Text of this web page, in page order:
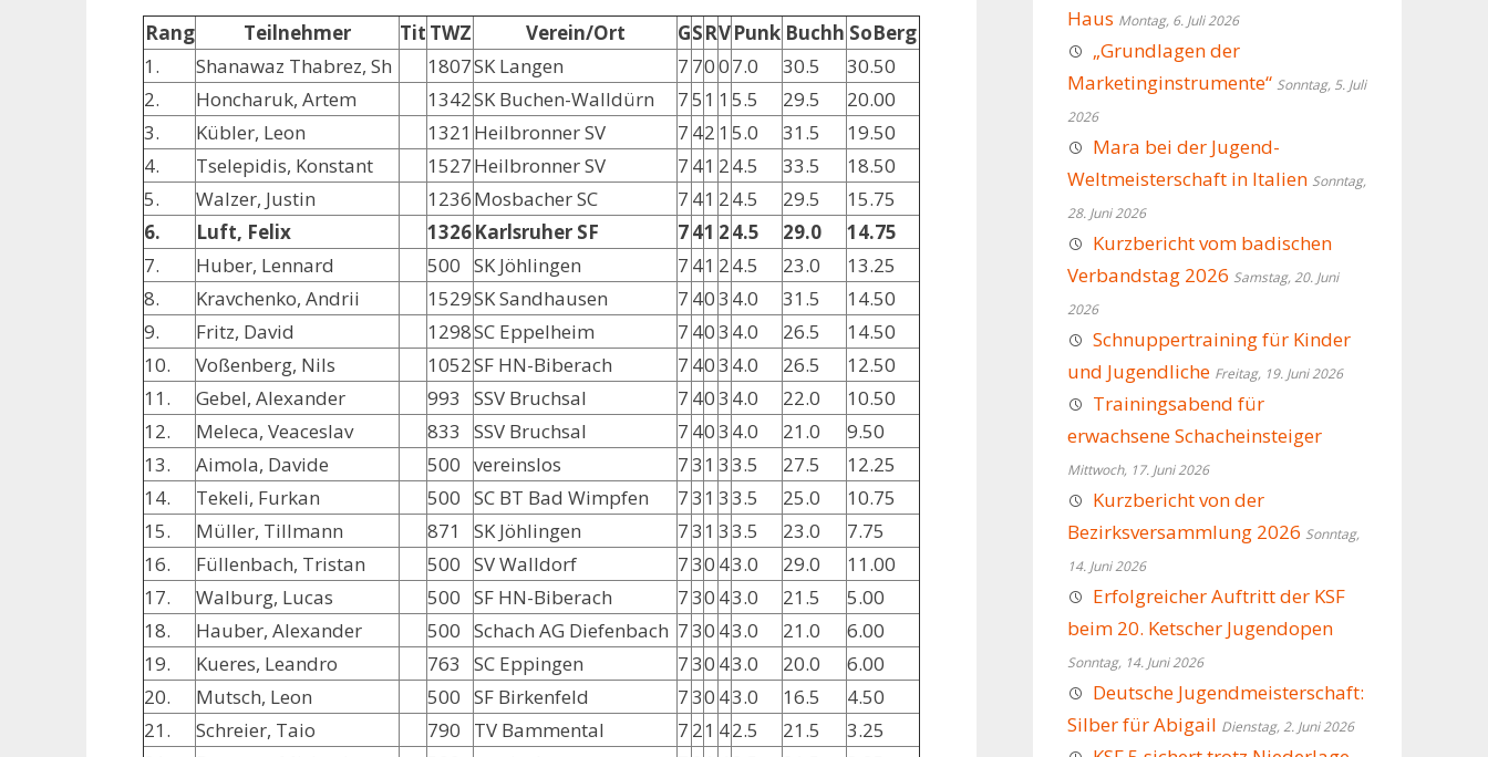
Rang Teilnehmer Tit TWZ Verein/Ort GSRVPunk Buchh SoBerg
1.
Shanawaz Thabrez, Sh 1807SK Langen 7 7007.0 30.5
30.50
2.
Honcharuk, Artem 1342SK Buchen-Walldürn 751 1 5.5 29.5
20.00
3.
Kübler, Leon 1321 Heilbronner SV 7 42 1 5.0 31.5
19.50
4.
Tselepidis, Konstant 1527Heilbronner SV 7 41 24.5 33.5
18.50
5.
Walzer, Justin 1236Mosbacher SC 7 41 24.5 29.5
15.75
6.
Luft, Felix 1326Karlsruher SF 741 24.5 29.0
14.75
7.
Huber, Lennard 500 SK Jöhlingen 7 41 24.5 23.0
13.25
8.
Kravchenko, Andrii 1529SK Sandhausen 7 403 4.0 31.5
14.50
9.
Fritz, David 1298SC Eppelheim 7 403 4.0 26.5
14.50
10.
Voßenberg, Nils 1052SF HN-Biberach 7 403 4.0 26.5
12.50
11.
Gebel, Alexander 993 SSV Bruchsal 7 403 4.0 22.0
10.50
12.
Meleca, Veaceslav 833 SSV Bruchsal 7 403 4.0 21.0
9.50
13.
Aimola, Davide 500 vereinslos 731 33.5 27.5
12.25
14.
Tekeli, Furkan 500 SC BT Bad Wimpfen 731 33.5 25.0
10.75
15.
Müller, Tillmann 871 SK Jöhlingen 731 33.5 23.0
7.75
16.
Füllenbach, Tristan 500 SV Walldorf 730 43.0 29.0
11.00
17.
Walburg, Lucas 500 SF HN-Biberach 730 43.0 21.5
5.00
18.
Hauber, Alexander 500 Schach AG Diefenbach 730 43.0 21.0
6.00
19.
Kueres, Leandro 763 SC Eppingen 730 43.0 20.0
6.00
20.
Mutsch, Leon 500 SF Birkenfeld 730 43.0 16.5
4.50
21.
Schreier, Taio 790 TV Bammental 7 21 42.5 21.5
3.25
Haus Montag, 6. Juli 2026
„Grundlagen der
Marketinginstrumente“ Sonntag, 5. Juli
2026
Mara bei der Jugend-
Weltmeisterschaft in Italien Sonntag,
28. Juni 2026
Kurzbericht vom badischen
Verbandstag 2026 Samstag, 20. Juni
2026
Schnuppertraining für Kinder
und Jugendliche Freitag, 19. Juni 2026
Trainingsabend für
erwachsene Schacheinsteiger
Mittwoch, 17. Juni 2026
Kurzbericht von der
Bezirksversammlung 2026 Sonntag,
14. Juni 2026
Erfolgreicher Auftritt der KSF
beim 20. Ketscher Jugendopen
Sonntag, 14. Juni 2026
Deutsche Jugendmeisterschaft:
Silber für Abigail Dienstag, 2. Juni 2026